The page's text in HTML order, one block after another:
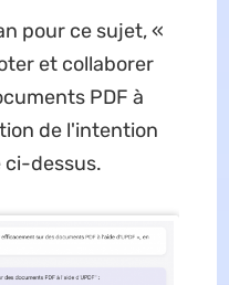
pour ce sujet, «
et collaborer
PDF à
de l'intention
ci-dessus.